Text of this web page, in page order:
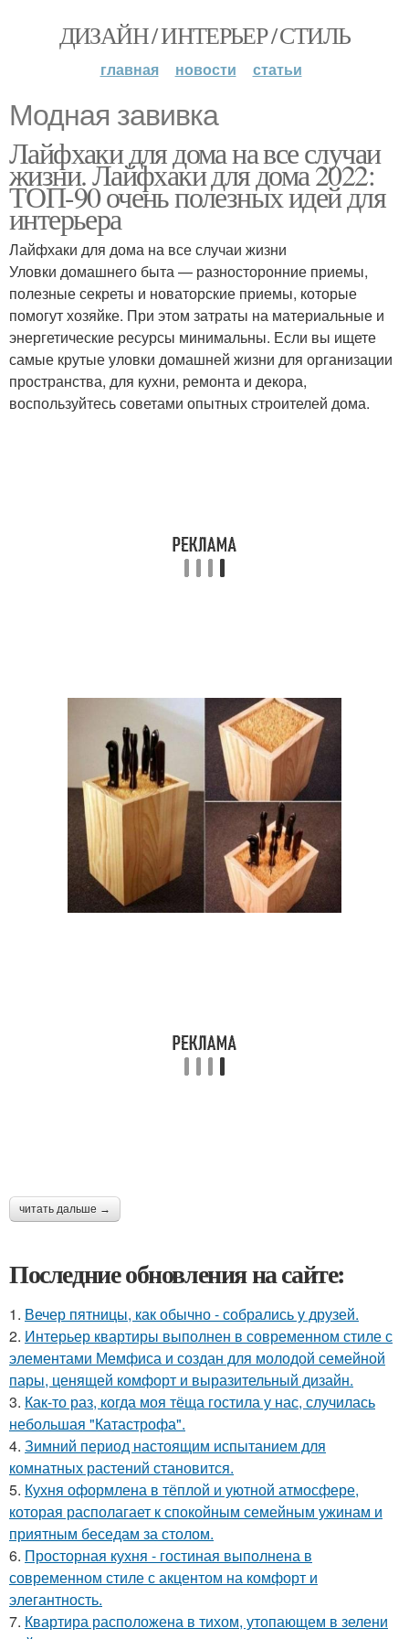
ДИЗАЙН / ИНТЕРЬЕР / СТИЛЬ
главная новости статьи
Модная завивка
Лайфхаки для дома на все случаи
жизни. Лайфхаки для дома 2022:
ТОП-90 очень полезных идей для
интерьера
Лайфхаки для дома на все случаи жизни
Уловки домашнего быта — разносторонние приемы,
полезные секреты и новаторские приемы, которые
помогут хозяйке. При этом затраты на материальные и
энергетические ресурсы минимальны. Если вы ищете
самые крутые уловки домашней жизни для организации
пространства, для кухни, ремонта и декора,
воспользуйтесь советами опытных строителей дома.
читать дальше →
Последние обновления на сайте:
1. Вечер пятницы, как обычно - собрались у друзей.
2. Интерьер квартиры выполнен в современном стиле с
элементами Мемфиса и создан для молодой семейной
пары, ценящей комфорт и выразительный дизайн.
3. Как-то раз, когда моя тёща гостила у нас, случилась
небольшая "Катастрофа".
4. Зимний период настоящим испытанием для
комнатных растений становится.
5. Кухня оформлена в тёплой и уютной атмосфере,
которая располагает к спокойным семейным ужинам и
приятным беседам за столом.
6. Просторная кухня - гостиная выполнена в
современном стиле с акцентом на комфорт и
элегантность.
7. Квартира расположена в тихом, утопающем в зелени